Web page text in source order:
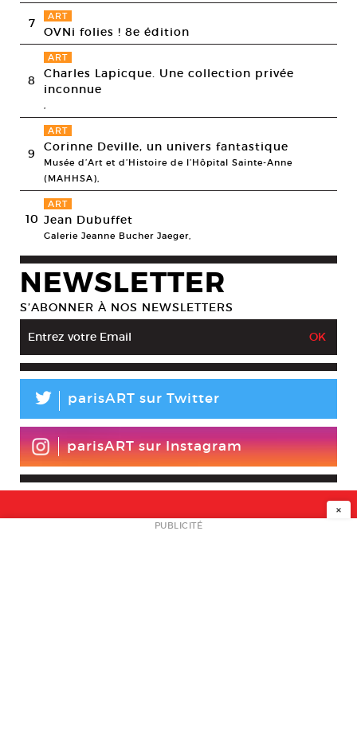
7 ART
OVNi folies ! 8e édition
8
ART
Charles Lapicque. Une collection privée
inconnue
,
9
ART
Corinne Deville, un univers fantastique
Musée d’Art et d’Histoire de l’Hôpital Sainte-Anne
(MAHHSA),
10
ART
Jean Dubuffet
Galerie Jeanne Bucher Jaeger,
NEWSLETTER
S’ABONNER À NOS NEWSLETTERS
L parisART sur Twitter
parisART sur Instagram
NEWSLETTER
×
PUBLICITÉ